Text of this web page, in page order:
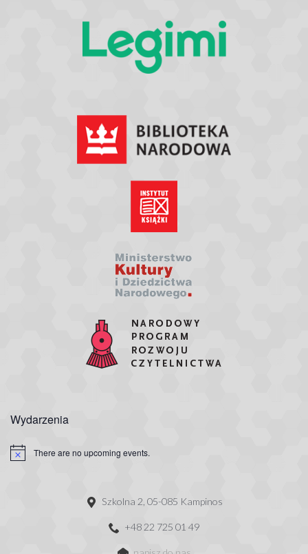
Wydarzenia
There are no upcoming events.
Szkolna 2, 05-085 Kampinos
+48 22 725 01 49